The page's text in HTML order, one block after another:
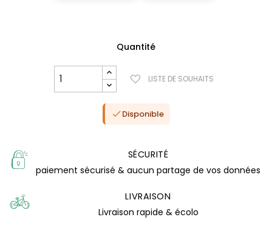
Quantité
LISTE DE SOUHAITS
Disponible
SÉCURITÉ
paiement sécurisé & aucun partage de vos données
LIVRAISON
Livraison rapide & écolo